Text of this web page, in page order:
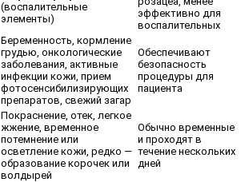
(воспалительные
элементы)
эффективно для
воспалительных
Беременность, кормление
грудью, онкологические
заболевания, активные
инфекции кожи, прием
фотосенсибилизирующих
препаратов, свежий загар
Обеспечивают
безопасность
процедуры для
пациента
Покраснение, отек, легкое
жжение, временное
потемнение или
осветление кожи, редко —
образование корочек или
волдырей
Обычно временные
и проходят в
течение нескольких
дней